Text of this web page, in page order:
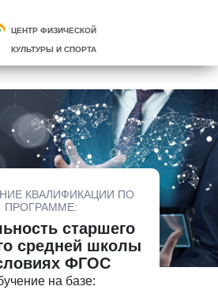
ЦЕНТР ФИЗИЧЕСКОЙ
КУЛЬТУРЫ И СПОРТА
КВАЛИФИКАЦИИ ПО
ПРОГРАММЕ:
старшего
средней школы
ФГОС
на базе: